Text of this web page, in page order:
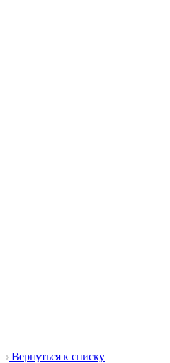
Вернуться к списку